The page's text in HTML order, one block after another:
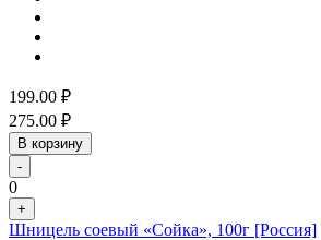
199.00 ₽
275.00 ₽
В корзину
-
0
+
Шницель соевый «Сойка», 100г [Россия]